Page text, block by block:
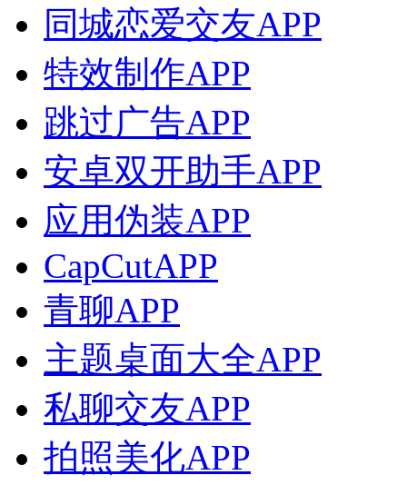
同城恋爱交友APP
特效制作APP
跳过广告APP
安卓双开助手APP
应用伪装APP
CapCutAPP
青聊APP
主题桌面大全APP
私聊交友APP
拍照美化APP